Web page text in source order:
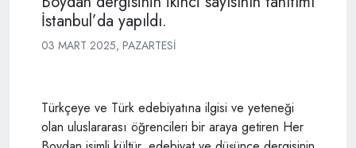
İstanbul’da yapıldı.
03 MART 2025, PAZARTESI
Türkçeye ve Türk edebiyatına ilgisi ve yeteneği
olan uluslararası öğrencileri bir araya getiren Her